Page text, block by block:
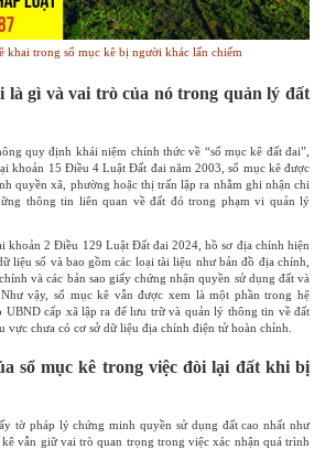
khai trong sổ mục kê bị người khác lấn chiếm
là gì và vai trò của nó trong quản lý đất
quy định khái niệm chính thức về “sổ mục kê đất đai”,
khoản 15 Điều 4 Luật Đất đai năm 2003, sổ mục kê được
quyền xã, phường hoặc thị trấn lập ra nhằm ghi nhận chi
thông tin liên quan về đất đó trong phạm vi quản lý
khoản 2 Điều 129 Luật Đất đai 2024, hồ sơ địa chính hiện
liệu số và bao gồm các loại tài liệu như bản đồ địa chính,
và các bản sao giấy chứng nhận quyền sử dụng đất và
vậy, sổ mục kê vẫn được xem là một phần trong hệ
UBND cấp xã lập ra để lưu trữ và quản lý thông tin về đất
vực chưa có cơ sở dữ liệu địa chính điện tử hoàn chỉnh.
sổ mục kê trong việc đòi lại đất khi bị
tờ pháp lý chứng minh quyền sử dụng đất cao nhất như
vẫn giữ vai trò quan trọng trong việc xác nhận quá trình